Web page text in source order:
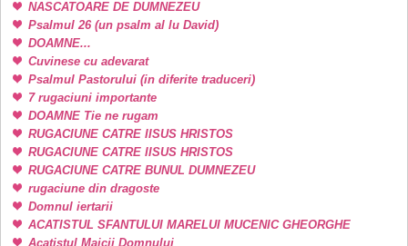
NASCATOARE DE DUMNEZEU
Psalmul 26 (un psalm al lu David)
DOAMNE...
Cuvinese cu adevarat
Psalmul Pastorului (in diferite traduceri)
7 rugaciuni importante
DOAMNE Tie ne rugam
RUGACIUNE CATRE IISUS HRISTOS
RUGACIUNE CATRE IISUS HRISTOS
RUGACIUNE CATRE BUNUL DUMNEZEU
rugaciune din dragoste
Domnul iertarii
ACATISTUL SFANTULUI MARELUI MUCENIC GHEORGHE
Acatistul Maicii Domnului